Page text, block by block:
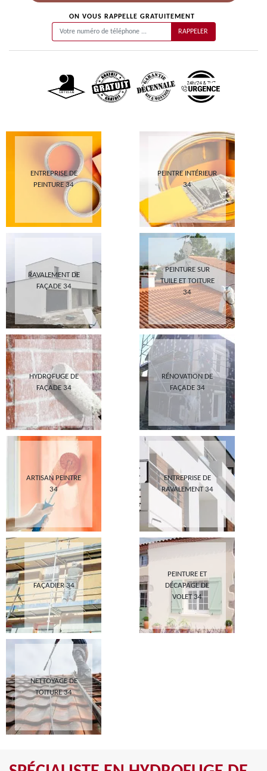
ON VOUS RAPPELLE GRATUITEMENT
ENTREPRISE DE
PEINTURE 34
PEINTRE INTÉRIEUR
34
RAVALEMENT DE
FAÇADE 34
PEINTURE SUR
TUILE ET TOITURE
34
HYDROFUGE DE
FAÇADE 34
RÉNOVATION DE
FAÇADE 34
ARTISAN PEINTRE
34
ENTREPRISE DE
RAVALEMENT 34
FAÇADIER 34
PEINTURE ET
DÉCAPAGE DE
VOLET 34
NETTOYAGE DE
TOITURE 34